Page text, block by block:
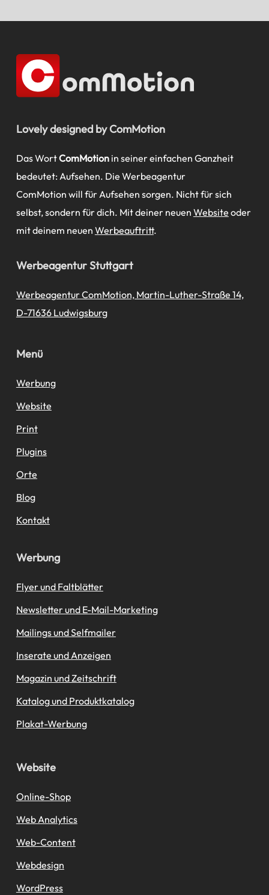
Lovely designed by ComMotion
Das WortComMotionin seiner einfachen Ganzheit
bedeutet: Aufsehen. Die Werbeagentur
ComMotion will für Aufsehen sorgen. Nicht für sich
selbst, sondern für dich. Mit deiner neuen Website oder
mit deinem neuen Werbeauftritt.
Werbeagentur Stuttgart
Werbeagentur ComMotion, Martin-Luther-Straße 14,
D-71636 Ludwigsburg
Menü
Werbung
Website
Print
Plugins
Orte
Blog
Kontakt
Werbung
Flyer und Faltblätter
Newsletter und E-Mail-Marketing
Mailings und Selfmailer
Inserate und Anzeigen
Magazin und Zeitschrift
Katalog und Produktkatalog
Plakat-Werbung
Website
Online-Shop
Web Analytics
Web-Content
Webdesign
WordPress